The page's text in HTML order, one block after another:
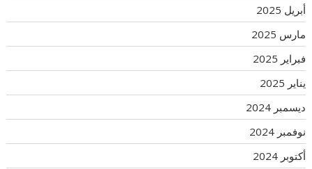
أبريل 2025
مارس 2025
فبراير 2025
يناير 2025
ديسمبر 2024
نوفمبر 2024
أكتوبر 2024